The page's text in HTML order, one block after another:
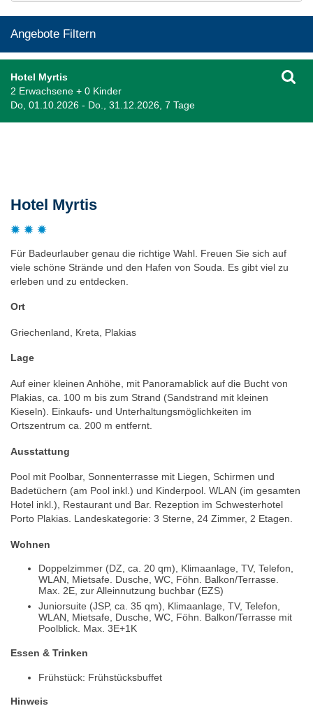
Angebote Filtern
Hotel Myrtis
2 Erwachsene + 0 Kinder
Do, 01.10.2026 - Do., 31.12.2026, 7 Tage
Hotel Myrtis
Für Badeurlauber genau die richtige Wahl. Freuen Sie sich auf
viele schöne Strände und den Hafen von Souda. Es gibt viel zu
erleben und zu entdecken.
Ort
Griechenland, Kreta, Plakias
Lage
Auf einer kleinen Anhöhe, mit Panoramablick auf die Bucht von
Plakias, ca. 100 m bis zum Strand (Sandstrand mit kleinen
Kieseln). Einkaufs- und Unterhaltungsmöglichkeiten im
Ortszentrum ca. 200 m entfernt.
Ausstattung
Pool mit Poolbar, Sonnenterrasse mit Liegen, Schirmen und
Badetüchern (am Pool inkl.) und Kinderpool. WLAN (im gesamten
Hotel inkl.), Restaurant und Bar. Rezeption im Schwesterhotel
Porto Plakias. Landeskategorie: 3 Sterne, 24 Zimmer, 2 Etagen.
Wohnen
Doppelzimmer (DZ, ca. 20 qm), Klimaanlage, TV, Telefon,
WLAN, Mietsafe. Dusche, WC, Föhn. Balkon/Terrasse.
Max. 2E, zur Alleinnutzung buchbar (EZS)
Juniorsuite (JSP, ca. 35 qm), Klimaanlage, TV, Telefon,
WLAN, Mietsafe, Dusche, WC, Föhn. Balkon/Terrasse mit
Poolblick. Max. 3E+1K
Essen & Trinken
Frühstück: Frühstücksbuffet
Hinweis